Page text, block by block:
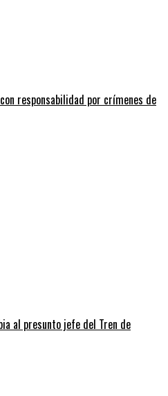
responsabilidad por crímenes de
al presunto jefe del Tren de